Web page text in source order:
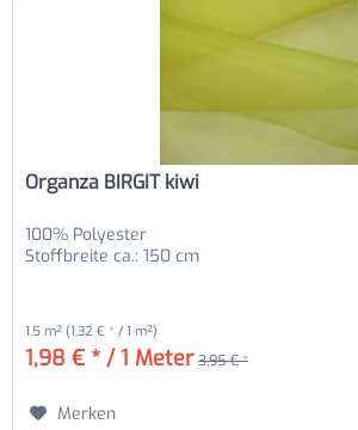
Organza BIRGIT kiwi
100% Polyester
Stoffbreite ca.: 150 cm
1.5 m² (1,32 € * / 1 m²)
1,98 € * / 1 Meter 3,95 € *
Merken